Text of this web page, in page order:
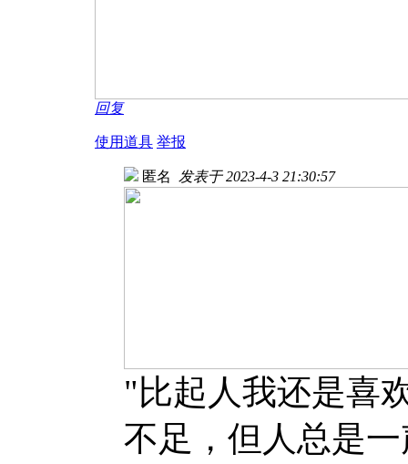
回复
使用道具 举报
匿名 发表于 2023-4-3 21:30:57
"比起人我还是喜
不足，但人总是